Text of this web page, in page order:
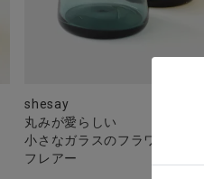
shesay
丸みが愛らしい
小さなガラスのフラワーベース
フレアー